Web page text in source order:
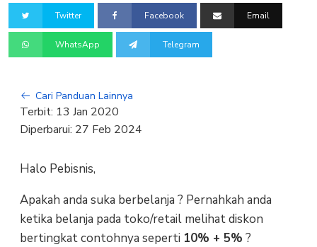
Twitter Facebook Email
WhatsApp Telegram
Cari Panduan Lainnya
Terbit: 13 Jan 2020
Diperbarui: 27 Feb 2024
Halo Pebisnis,
Apakah anda suka berbelanja ? Pernahkah anda
ketika belanja pada toko/retail melihat diskon
bertingkat contohnya seperti 10% + 5% ?